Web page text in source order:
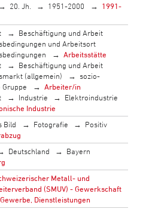
20. Jh. 1951-2000
1991-
Beschäftigung und Arbeit
und Arbeitsort
Arbeitsstätte
Beschäftigung und Arbeit
(allgemein)
sozio-
Arbeiter/in
Industrie
Elektroindustrie
Industrie
Bild Fotografie
Positiv
Deutschland
Bayern
Metall- und
(SMUV) - Gewerkschaft
Dienstleistungen